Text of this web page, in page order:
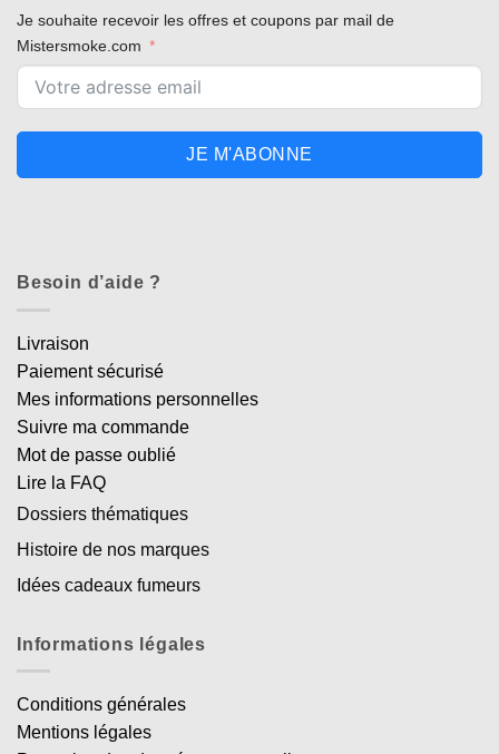
Je souhaite recevoir les offres et coupons par mail de
Mistersmoke.com
JE M'ABONNE
Besoin d’aide ?
Livraison
Paiement sécurisé
Mes informations personnelles
Suivre ma commande
Mot de passe oublié
Lire la FAQ
Dossiers thématiques
Histoire de nos marques
Idées cadeaux fumeurs
Informations légales
Conditions générales
Mentions légales